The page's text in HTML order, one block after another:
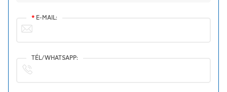
* E-MAIL:
TÉL/WHATSAPP: